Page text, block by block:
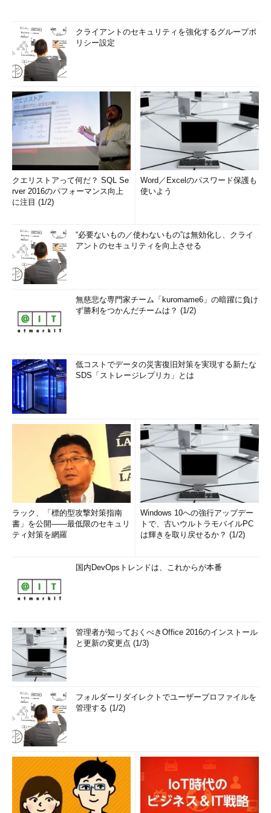
クライアントのセキュリティを強化するグループポ
リシー設定
クエリストアって何だ？ SQL Se
rver 2016のパフォーマンス向上
に注目 (1/2)
Word／Excelのパスワード保護も
使いよう
“必要ないもの／使わないもの”は無効化し、クライ
アントのセキュリティを向上させる
無慈悲な専門家チーム「kuromame6」の暗躍に負け
ず勝利をつかんだチームは？ (1/2)
低コストでデータの災害復旧対策を実現する新たな
SDS「ストレージレプリカ」とは
ラック、「標的型攻撃対策指南
書」を公開――最低限のセキュリ
ティ対策を網羅
Windows 10への強行アップデー
トで、古いウルトラモバイルPC
は輝きを取り戻せるか？ (1/2)
国内DevOpsトレンドは、これからが本番
管理者が知っておくべきOffice 2016のインストール
と更新の変更点 (1/3)
フォルダーリダイレクトでユーザープロファイルを
管理する (1/2)